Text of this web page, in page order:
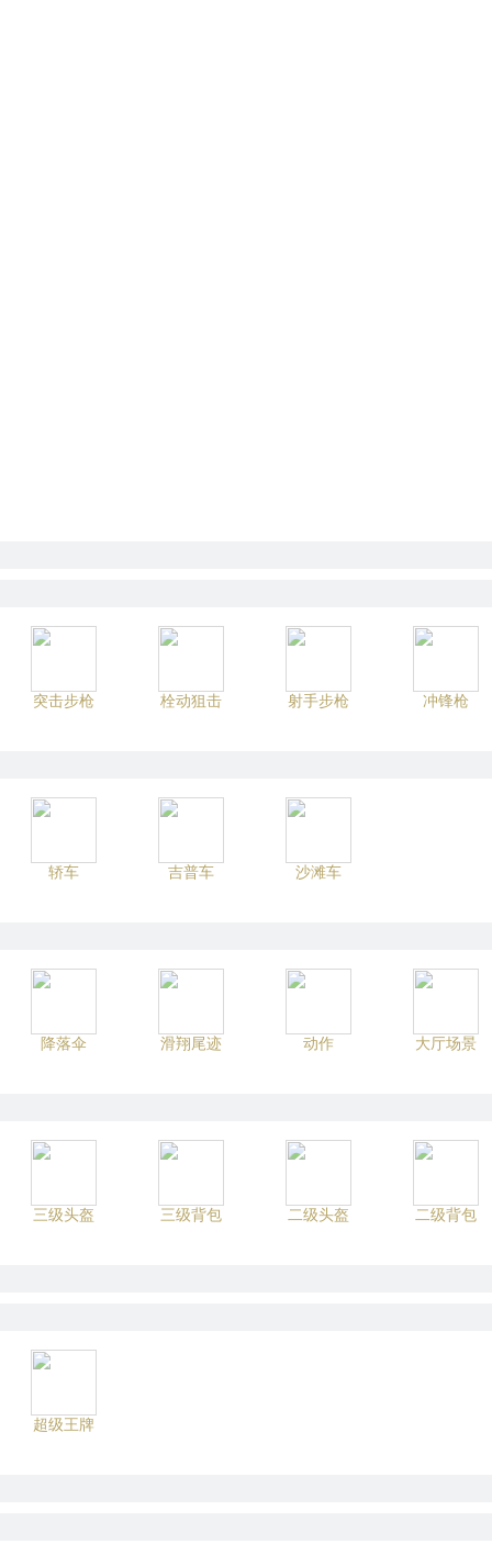
突击步枪 栓动狙击 射手步枪 冲锋枪
轿车 吉普车 沙滩车
降落伞 滑翔尾迹 动作 大厅场景
三级头盔 三级背包 二级头盔 二级背包
超级王牌